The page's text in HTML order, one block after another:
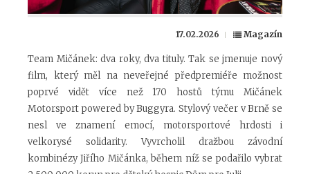
17.02.2026 Magazín
Team Mičánek: dva roky, dva tituly. Tak se jmenuje nový
film, který měl na neveřejné předpremiéře možnost
poprvé vidět více než 170 hostů týmu Mičánek
Motorsport powered by Buggyra. Stylový večer v Brně se
nesl ve znamení emocí, motorsportové hrdosti i
velkorysé solidarity. Vyvrcholil dražbou závodní
kombinézy Jiřího Mičánka, během níž se podařilo vybrat